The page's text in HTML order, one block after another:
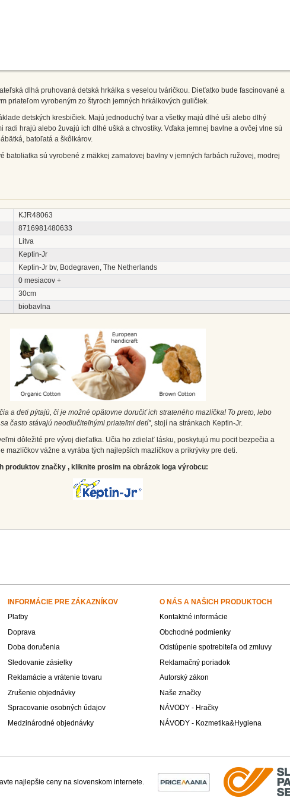
dlhá pruhovaná detská hrkálka s veselou tváričkou. Dieťatko bude fascinované a
priateľom vyrobeným zo štyroch jemných hrkálkových guličiek.
detských kresbičiek. Majú jednoduchý tvar a všetky majú dlhé uši alebo dlhý
radi hrajú alebo žuvajú ich dlhé ušká a chvostíky. Vďaka jemnej bavlne a ovčej vlne sú
batoľatá a škôlkárov.
batoliatka sú vyrobené z mäkkej zamatovej bavlny v jemných farbách ružovej, modrej
KJR48063
8716981480633
Litva
Keptin-Jr
Keptin-Jr bv, Bodegraven, The Netherlands
0 mesiacov +
30cm
biobavlna
a deti pýtajú, či je možné opätovne doručiť ich strateného mazlíčka! To preto, lebo
často stávajú neodlučiteľnými priateľmi detí", stojí na stránkach Keptin-Jr.
dôležité pre vývoj dieťatka. Učia ho zdielať lásku, poskytujú mu pocit bezpečia a
mazlíčkov vážne a vyrába tých najlepších mazlíčkov a prikrývky pre deti.
produktov značky , kliknite prosim na obrázok loga výrobcu:
INFORMÁCIE PRE ZÁKAZNÍKOV O NÁS A NAŠICH PRODUKTOCH
Platby
Kontaktné informácie
Doprava
Obchodné podmienky
Doba doručenia
Odstúpenie spotrebiteľa od zmluvy
Sledovanie zásielky
Reklamačný poriadok
Reklamácie a vrátenie tovaru
Autorský zákon
Zrušenie objednávky
Naše značky
Spracovanie osobných údajov
NÁVODY - Hračky
Medzinárodné objednávky NÁVODY - Kozmetika&Hygiena